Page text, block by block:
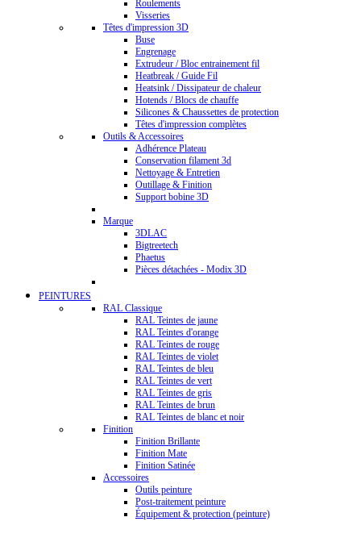
Roulements
Visseries
Têtes d'impression 3D
Buse
Engrenage
Extrudeur / Bloc entrainement fil
Heatbreak / Guide Fil
Heatsink / Dissipateur de chaleur
Hotends / Blocs de chauffe
Silicones & Chaussettes de protection
Têtes d'impression complètes
Outils & Accessoires
Adhérence Plateau
Conservation filament 3d
Nettoyage & Entretien
Outillage & Finition
Support bobine 3D
Marque
3DLAC
Bigtreetech
Phaetus
Pièces détachées - Modix 3D
PEINTURES
RAL Classique
RAL Teintes de jaune
RAL Teintes d'orange
RAL Teintes de rouge
RAL Teintes de violet
RAL Teintes de bleu
RAL Teintes de vert
RAL Teintes de gris
RAL Teintes de brun
RAL Teintes de blanc et noir
Finition
Finition Brillante
Finition Mate
Finition Satinée
Accessoires
Outils peinture
Post-traitement peinture
Équipement & protection (peinture)